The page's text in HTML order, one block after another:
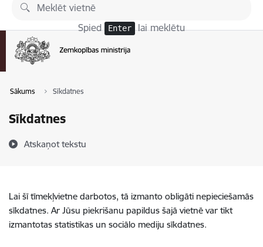
Pāriet uz lapas saturu
Spied Enter lai meklētu
Sākums Sīkdatnes
Sīkdatnes
Atskaņot tekstu
Lai šī tīmekļvietne darbotos, tā izmanto obligāti nepieciešamās
sīkdatnes. Ar Jūsu piekrišanu papildus šajā vietnē var tikt
izmantotas statistikas un sociālo mediju sīkdatnes.